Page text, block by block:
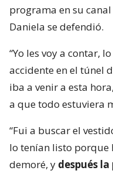
programa en su
Daniela se defendió.
“Yo les voy a contar,
accidente en el túnel
iba a venir a esta
a que todo estuviera
“Fui a buscar el
lo tenían listo porque
demoré, y después